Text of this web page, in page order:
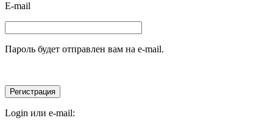
E-mail
Пароль будет отправлен вам на e-mail.
Login или e-mail: